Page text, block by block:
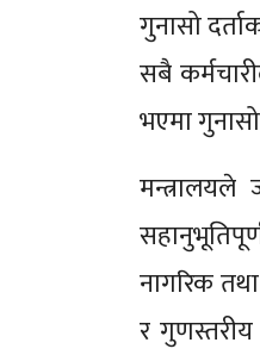
गुनासो
सबै
भएमा
मन्त्रालयले
नागरिक
र